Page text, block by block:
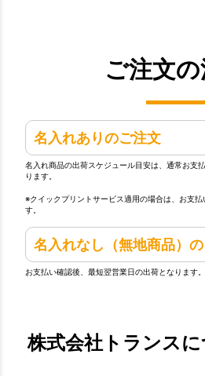
ご注文
名入れありのご注文
名入れ商品の出荷スケジュール目安は、通常お支
ります。
※クイックプリントサービス適用の場合は、お支
す。
名入れなし（無地商品）
お支払い確認後、最短翌営業日の出荷となります。
株式会社トランス